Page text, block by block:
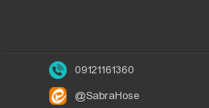
09121161360
@SabraHose